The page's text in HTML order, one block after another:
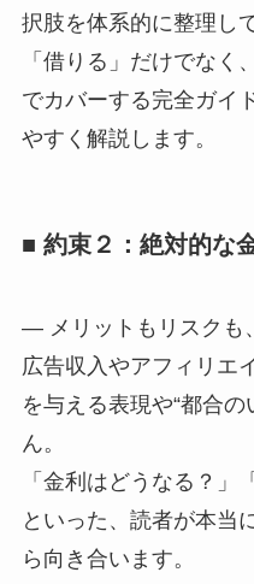
択肢を体系的に整理し
「借りる」だけでなく
でカバーする完全ガイ
やすく解説します。
■ 約束２：絶対的な
― メリットもリスクも
広告収入やアフィリエ
を与える表現や“都合
ん。
「金利はどうなる？」
といった、読者が本当
ら向き合います。